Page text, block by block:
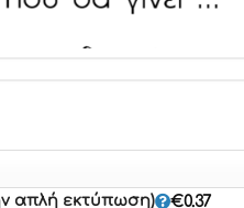
απλή εκτύπωση) €0.37